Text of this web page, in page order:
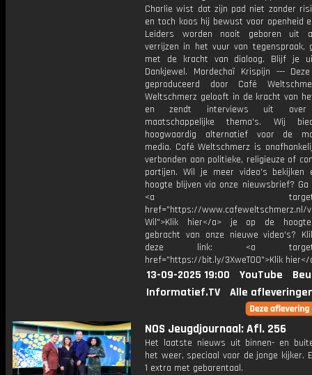
Charlie wist dat zijn pad niet zonder
en toch koos hij bewust voor openheid
Leiders worden nooit geboren uit
verrijzen in het vuur van tegenspraak,
met de kracht van dialoog. Blijf je
Dankjewel. Mordechaï Krispijn ---
geproduceerd door Café
Weltschmerz gelooft in de kracht van
en zendt interviews uit over
maatschappelijke thema's. Wij
hoogwaardig alternatief voor de
media. Café Weltschmerz is
verbonden aan politieke, religieuze of
partijen. Wil je meer video's bekijken
hoogte blijven via onze nieuwsbrief? Ga
<a
href="https://www.cafeweltschmerz.nl/
Wil">Klik hier</a> je op de
gebracht van onze nieuwe video's?
deze link: <a
href="https://bit.ly/3XweTO0">Klik hier</
13-09-2025 19:00 YouTube
Informatief.TV
Alle
NOS Jeugdjournaal: Afl. 256
Het laatste nieuws uit binnen- en
het weer, speciaal voor de jonge kijker.
1 extra met gebarentaal.